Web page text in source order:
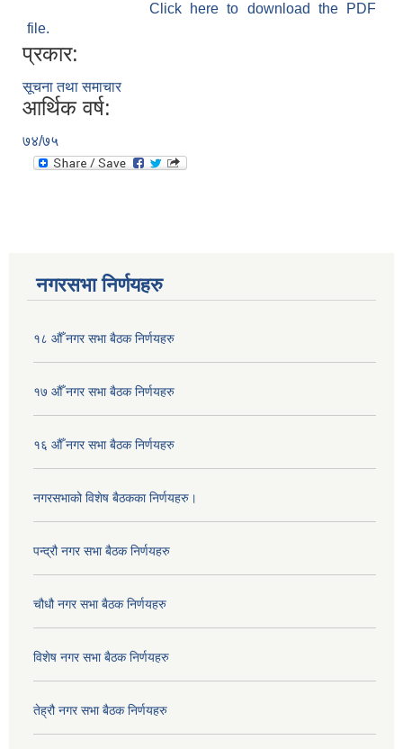
Click here to download the PDF
file.
प्रकार:
सूचना तथा समाचार
आर्थिक वर्ष:
७४/७५
नगरसभा निर्णयहरु
१८ औँ नगर सभा बैठक निर्णयहरु
१७ औँ नगर सभा बैठक निर्णयहरु
१६ औँ नगर सभा बैठक निर्णयहरु
नगरसभाको विशेष बैठकका निर्णयहरु।
पन्द्रौ नगर सभा बैठक निर्णयहरु
चौधौ नगर सभा बैठक निर्णयहरु
विशेष नगर सभा बैठक निर्णयहरु
तेह्रौ नगर सभा बैठक निर्णयहरु